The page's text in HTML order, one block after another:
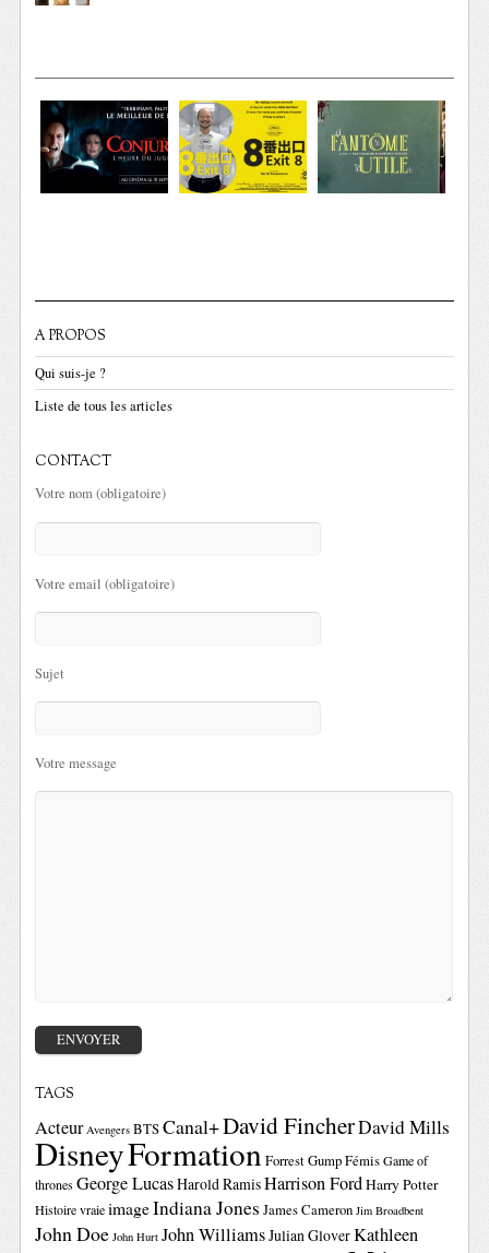
A PROPOS
Qui suis-je ?
Liste de tous les articles
CONTACT
Votre nom (obligatoire)
Votre email (obligatoire)
Sujet
Votre message
TAGS
Acteur Avengers BTSCanal+David FincherDavid Mills
DisneyFormationForrest GumpFémis Game of
thrones George LucasHarold RamisHarrison FordHarry Potter
Histoire vraie imageIndiana Jones James Cameron Jim Broadbent
John Doe John Hurt John WilliamsJulian GloverKathleen